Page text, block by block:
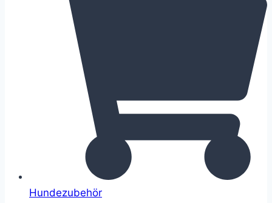
Hundezubehör